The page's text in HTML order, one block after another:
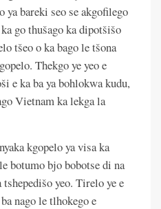
ya bareki seo se akgofilego
go thušago ka dipotšišo
tšeo o ka bago le tšona
Thekgo ye yeo e
e ka ba ya bohlokwa kudu,
Vietnam ka lekga la
kgopelo ya visa ka
botumo bjo bobotse di na
yeo. Tirelo ye e
nago le tlhokego e